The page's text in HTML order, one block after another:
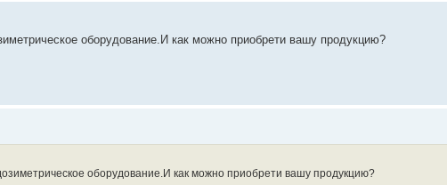
оборудование.И как можно приобрети вашу продукцию?
оборудование.И как можно приобрети вашу продукцию?